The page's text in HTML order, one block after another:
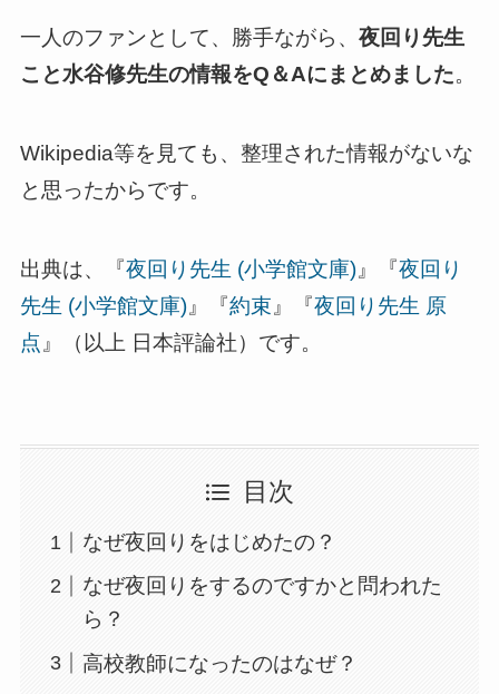
一人のファンとして、勝手ながら、 夜回り先生
こと水谷修先生の情報をQ＆Aにまとめました。
Wikipedia等を見ても、整理された情報がないな
と思ったからです。
出典は、『夜回り先生 (小学館文庫)』『夜回り
先生 (小学館文庫)』『約束 』『夜回り先生 原
点 』（以上 日本評論社）です。
目次
なぜ夜回りをはじめたの？
なぜ夜回りをするのですかと問われた
ら？
高校教師になったのはなぜ？